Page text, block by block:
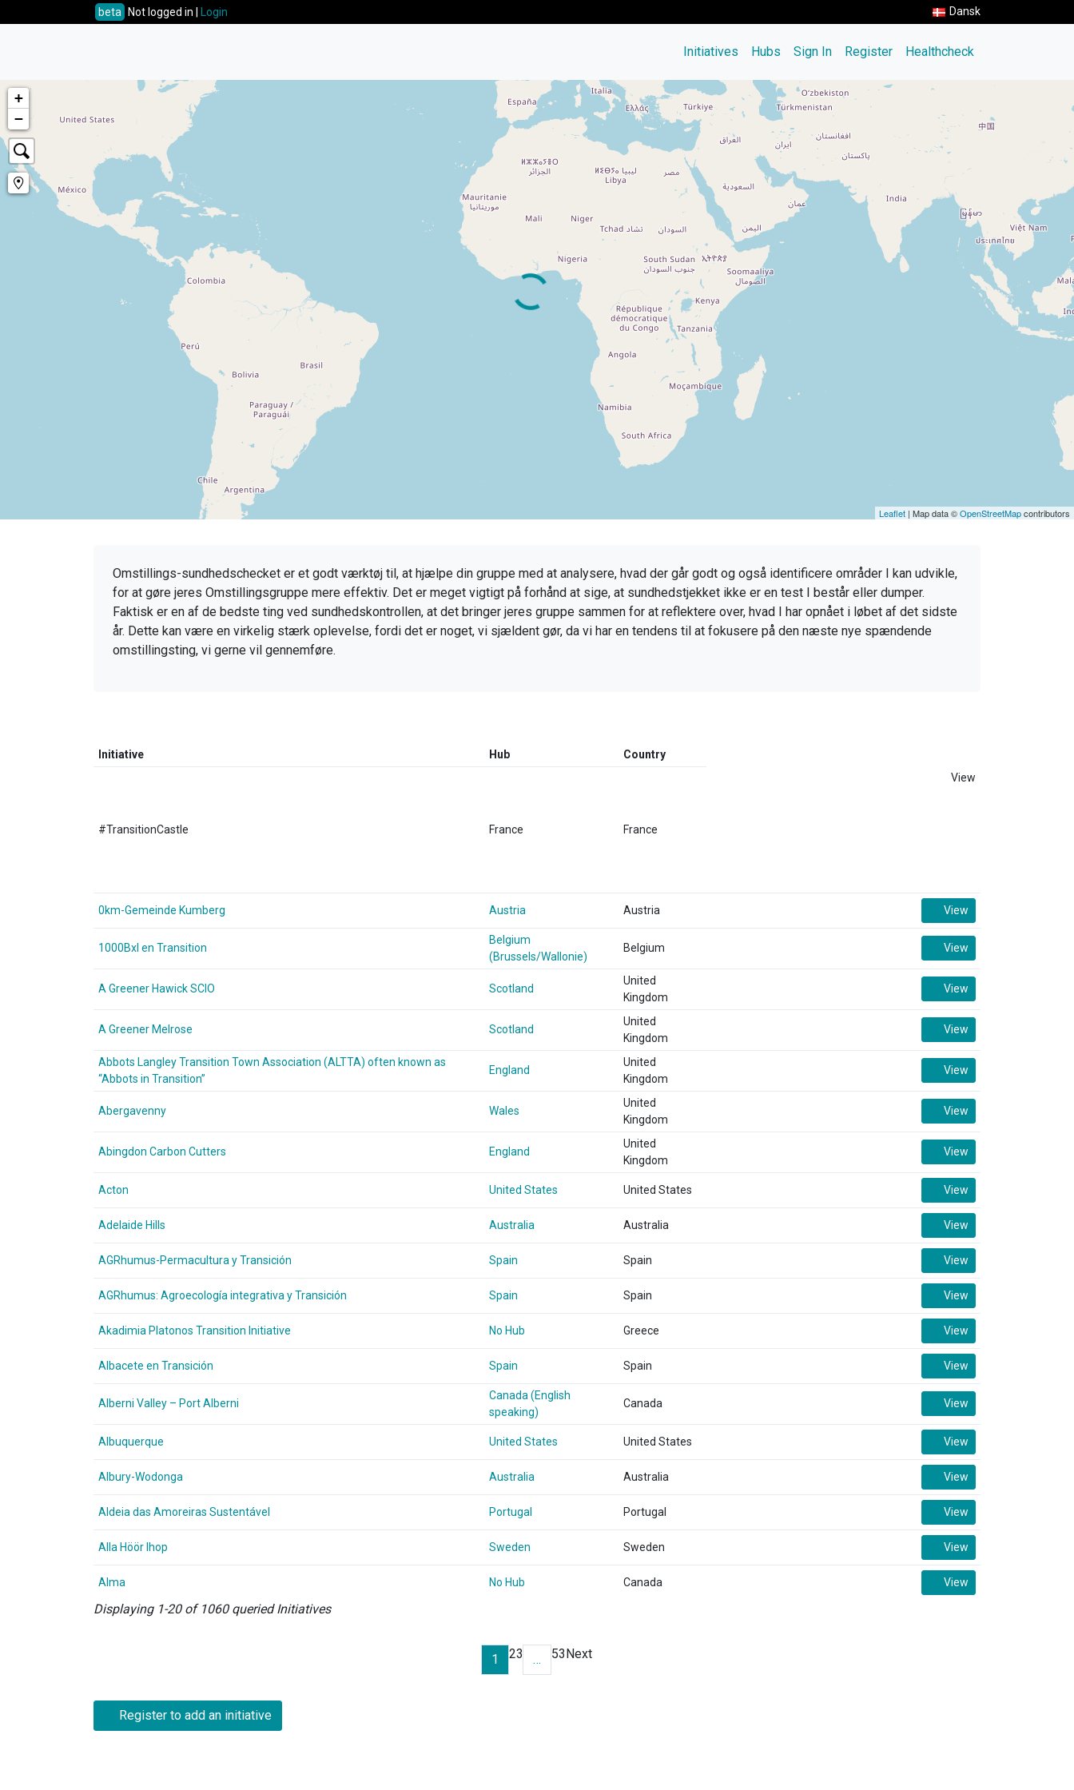
beta Not logged in | Login Dansk
Initiatives Hubs Sign In Register Healthcheck
+
−
Leaflet | Map data ©OpenStreetMapcontributors
Omstillings-sundhedschecket er et godt værktøj til, at hjælpe din gruppe med at analysere, hvad der går godt og også identificere områder I kan udvikle,
for at gøre jeres Omstillingsgruppe mere effektiv. Det er meget vigtigt på forhånd at sige, at sundhedstjekket ikke er en test I består eller dumper.
Faktisk er en af de bedste ting ved sundhedskontrollen, at det bringer jeres gruppe sammen for at reflektere over, hvad I har opnået i løbet af det sidste
år. Dette kan være en virkelig stærk oplevelse, fordi det er noget, vi sjældent gør, da vi har en tendens til at fokusere på den næste nye spændende
omstillingsting, vi gerne vil gennemføre.
Initiative Hub Country
#TransitionCastle France France
View
0km-Gemeinde Kumberg Austria Austria View
1000Bxl en Transition
Belgium
(Brussels/Wallonie)
Belgium View
A Greener Hawick SCIO Scotland
United
Kingdom
View
A Greener Melrose Scotland
United
Kingdom
View
Abbots Langley Transition Town Association (ALTTA) often known as
“Abbots in Transition”
England
United
Kingdom
View
Abergavenny Wales
United
Kingdom
View
Abingdon Carbon Cutters England
United
Kingdom
View
Acton United States United States View
Adelaide Hills Australia Australia View
AGRhumus-Permacultura y Transición Spain Spain View
AGRhumus: Agroecología integrativa y Transición Spain Spain View
Akadimia Platonos Transition Initiative No Hub Greece View
Albacete en Transición Spain Spain View
Alberni Valley – Port Alberni
Canada (English
speaking)
Canada View
Albuquerque United States United States View
Albury-Wodonga Australia Australia View
Aldeia das Amoreiras Sustentável Portugal Portugal View
Alla Höör Ihop Sweden Sweden View
Alma No Hub Canada View
Displaying 1-20 of 1060 queried Initiatives
1 23 … 53Next
Register to add an initiative